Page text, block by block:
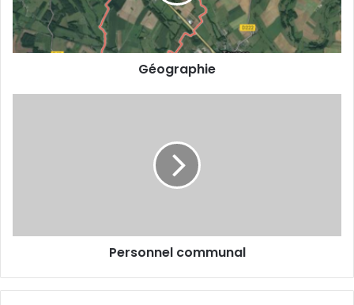
Géographie
Personnel communal